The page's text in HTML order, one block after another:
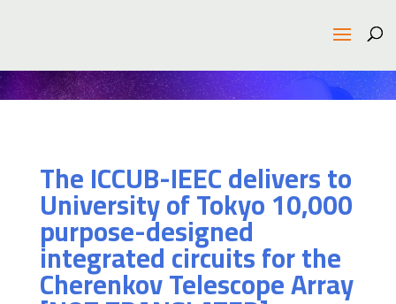
The ICCUB-IEEC delivers to
University of Tokyo 10,000
purpose-designed
integrated circuits for the
Cherenkov Telescope Array